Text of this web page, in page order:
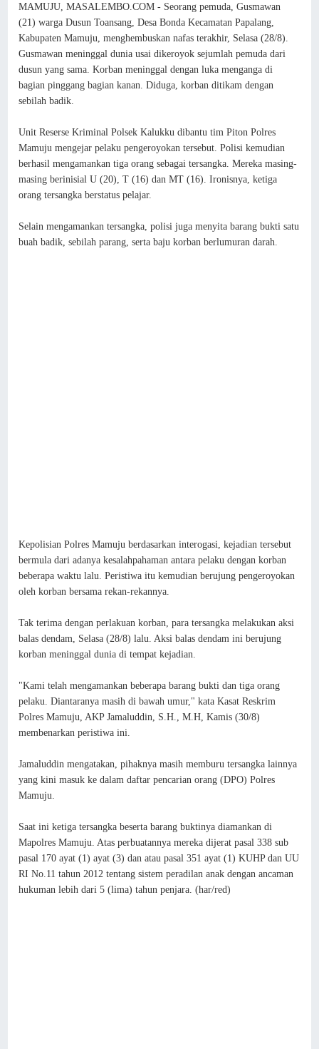
MAMUJU, MASALEMBO.COM - Seorang pemuda, Gusmawan
(21) warga Dusun Toansang, Desa Bonda Kecamatan Papalang,
Kabupaten Mamuju, menghembuskan nafas terakhir, Selasa (28/8).
Gusmawan meninggal dunia usai dikeroyok sejumlah pemuda dari
dusun yang sama. Korban meninggal dengan luka menganga di
bagian pinggang bagian kanan. Diduga, korban ditikam dengan
sebilah badik.
Unit Reserse Kriminal Polsek Kalukku dibantu tim Piton Polres
Mamuju mengejar pelaku pengeroyokan tersebut. Polisi kemudian
berhasil mengamankan tiga orang sebagai tersangka. Mereka masing-
masing berinisial U (20), T (16) dan MT (16). Ironisnya, ketiga
orang tersangka berstatus pelajar.
Selain mengamankan tersangka, polisi juga menyita barang bukti satu
buah badik, sebilah parang, serta baju korban berlumuran darah.
Kepolisian Polres Mamuju berdasarkan interogasi, kejadian tersebut
bermula dari adanya kesalahpahaman antara pelaku dengan korban
beberapa waktu lalu. Peristiwa itu kemudian berujung pengeroyokan
oleh korban bersama rekan-rekannya.
Tak terima dengan perlakuan korban, para tersangka melakukan aksi
balas dendam, Selasa (28/8) lalu. Aksi balas dendam ini berujung
korban meninggal dunia di tempat kejadian.
"Kami telah mengamankan beberapa barang bukti dan tiga orang
pelaku. Diantaranya masih di bawah umur," kata Kasat Reskrim
Polres Mamuju, AKP Jamaluddin, S.H., M.H, Kamis (30/8)
membenarkan peristiwa ini.
Jamaluddin mengatakan, pihaknya masih memburu tersangka lainnya
yang kini masuk ke dalam daftar pencarian orang (DPO) Polres
Mamuju.
Saat ini ketiga tersangka beserta barang buktinya diamankan di
Mapolres Mamuju. Atas perbuatannya mereka dijerat pasal 338 sub
pasal 170 ayat (1) ayat (3) dan atau pasal 351 ayat (1) KUHP dan UU
RI No.11 tahun 2012 tentang sistem peradilan anak dengan ancaman
hukuman lebih dari 5 (lima) tahun penjara. (har/red)